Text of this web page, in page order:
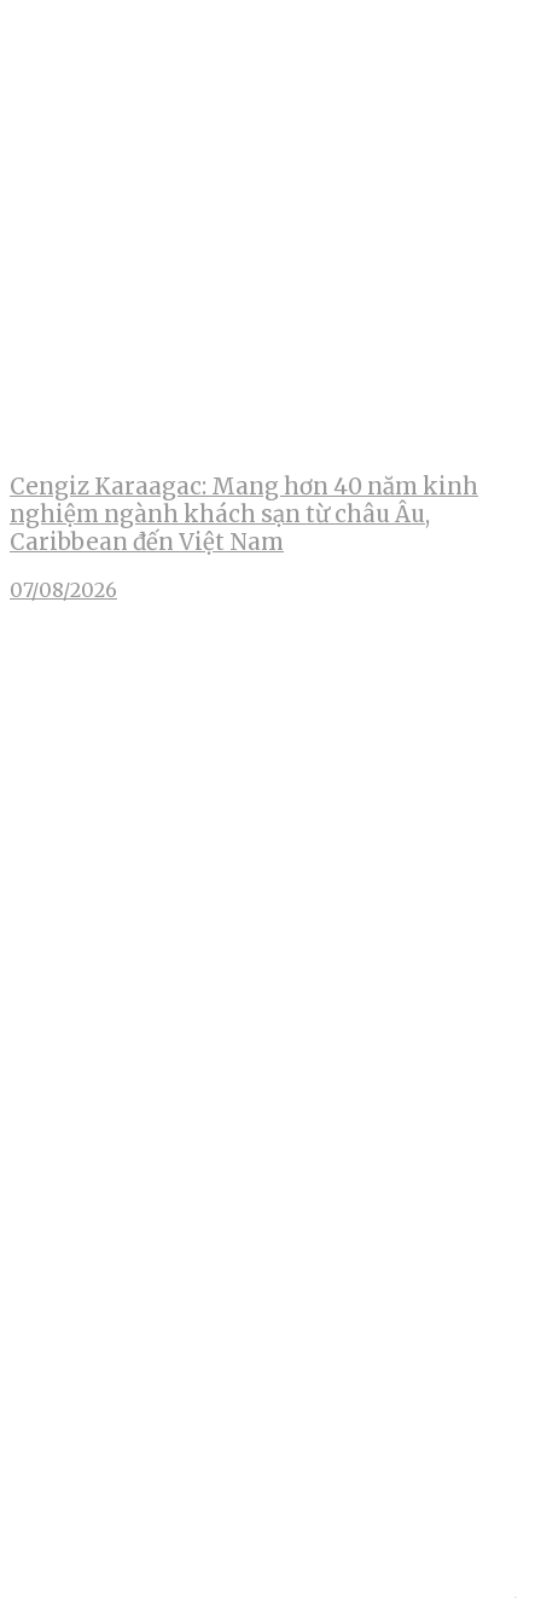
Cengiz Karaagac: Mang hơn 40 năm kinh
nghiệm ngành khách sạn từ châu Âu,
Caribbean đến Việt Nam
07/08/2026